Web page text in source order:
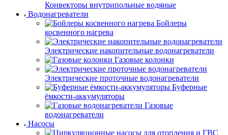
Конвекторы внутрипольные водяные
Водонагреватели
Бойлеры
косвенного нагрева
Электрические накопительные водонагреватели
Газовые колонки
Электрические проточные водонагреватели
Буферные
ёмкости-аккумуляторы
Газовые
водонагреватели
Насосы